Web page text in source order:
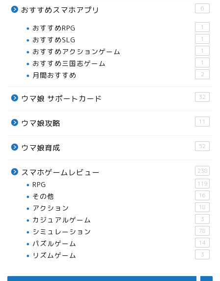
おすすめスマホアプリ 6
おすすめRPG 1
おすすめSLG 1
おすすめアクションゲーム 1
おすすめ三国志ゲーム 1
月間おすすめ 2
ウマ娘 サポートカード 32
ウマ娘攻略 11
ウマ娘育成 52
スマホゲームレビュー 238
RPG 119
その他 16
アクション 18
カジュアルゲーム 3
シミュレーション 78
パズルゲーム 14
リズムゲーム 3
ウマ娘攻略